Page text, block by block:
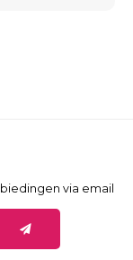
via email